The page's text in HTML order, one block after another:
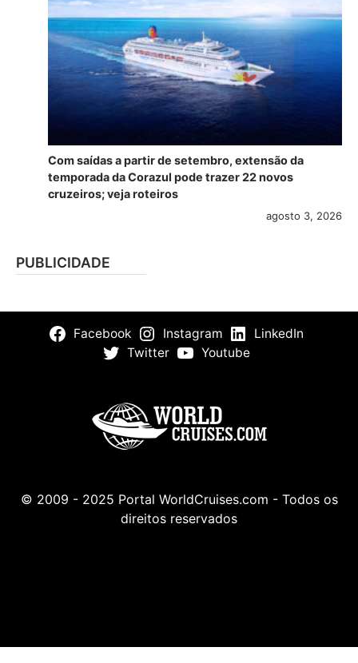
Com saídas a partir de setembro, extensão da
temporada da Corazul pode trazer 22 novos
cruzeiros; veja roteiros
agosto 3, 2026
PUBLICIDADE
Facebook Instagram
LinkedIn
Twitter
Youtube
© 2009 - 2025 Portal WorldCruises.com - Todos os
direitos reservados